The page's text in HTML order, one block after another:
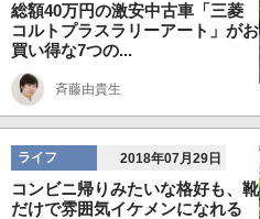
総額40万円の激安中古車「三菱
コルトプラスラリーアート」がお
買い得な7つの...
斉藤由貴生
ライフ 2018年07月29日
コンビニ帰りみたいな格好も、靴
だけで雰囲気イケメンになれる